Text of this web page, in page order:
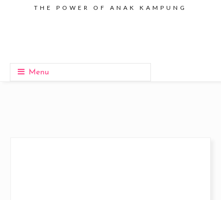
THE POWER OF ANAK KAMPUNG
Menu